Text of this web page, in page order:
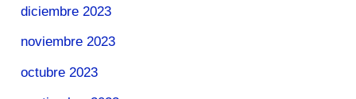
diciembre 2023
noviembre 2023
octubre 2023